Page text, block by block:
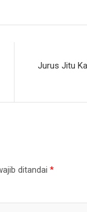
Jurus Jitu
ditandai *